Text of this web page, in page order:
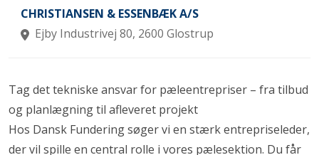
CHRISTIANSEN & ESSENBÆK A/S
Ejby Industrivej 80, 2600 Glostrup
Tag det tekniske ansvar for pæleentrepriser – fra tilbud
og planlægning til afleveret projekt
Hos Dansk Fundering søger vi en stærk entrepriseleder,
der vil spille en central rolle i vores pælesektion. Du får